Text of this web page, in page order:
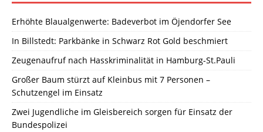
Erhöhte Blaualgenwerte: Badeverbot im Öjendorfer See
In Billstedt: Parkbänke in Schwarz Rot Gold beschmiert
Zeugenaufruf nach Hasskriminalität in Hamburg-St.Pauli
Großer Baum stürzt auf Kleinbus mit 7 Personen –
Schutzengel im Einsatz
Zwei Jugendliche im Gleisbereich sorgen für Einsatz der
Bundespolizei